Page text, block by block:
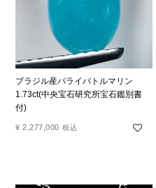
ブラジル産パライバトルマリン
1.73ct(中央宝石研究所宝石鑑別書
付)
¥ 2,277,000 税込